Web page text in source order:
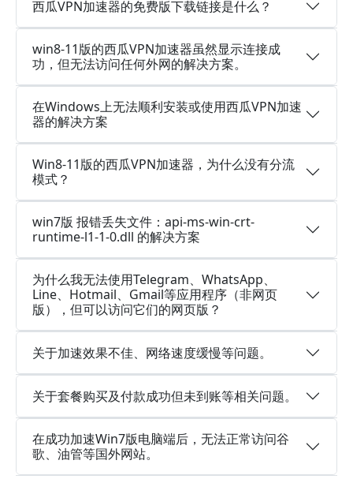
西瓜VPN加速器的免费版下载链接是什么？
win8-11版的西瓜VPN加速器虽然显示连接成
功，但无法访问任何外网的解决方案。
在Windows上无法顺利安装或使用西瓜VPN加速
器的解决方案
Win8-11版的西瓜VPN加速器，为什么没有分流
模式？
win7版 报错丢失文件：api-ms-win-crt-
runtime-l1-1-0.dll 的解决方案
为什么我无法使用Telegram、WhatsApp、
Line、Hotmail、Gmail等应用程序（非网页
版），但可以访问它们的网页版？
关于加速效果不佳、网络速度缓慢等问题。
关于套餐购买及付款成功但未到账等相关问题。
在成功加速Win7版电脑端后，无法正常访问谷
歌、油管等国外网站。